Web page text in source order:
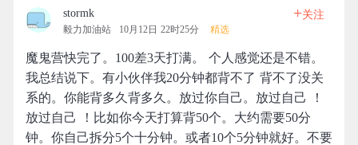
stormk
毅力加油站 10月12日 22时25分 精选
+关注
魔鬼营快完了。100差3天打满。 个人感觉还是不错。
我总结说下。有小伙伴我20分钟都背不了 背不了没关
系的。你能背多久背多久。放过你自己。放过自己 ！
放过自己 ！比如你今天打算背50个。大约需要50分
钟。你自己拆分5个十分钟。或者10个5分钟就好。不要